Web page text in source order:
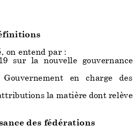
d'un organe consultatif :
prononcée par décision de
des lois, décrets ou
et les discriminations, pour :
ou à la violence à l'égard
ou de leurs membres ;
approbation du génocide
on entend par :
sur la nouvelle gouvernance
en charge des
la matière dont relève
des fédérations